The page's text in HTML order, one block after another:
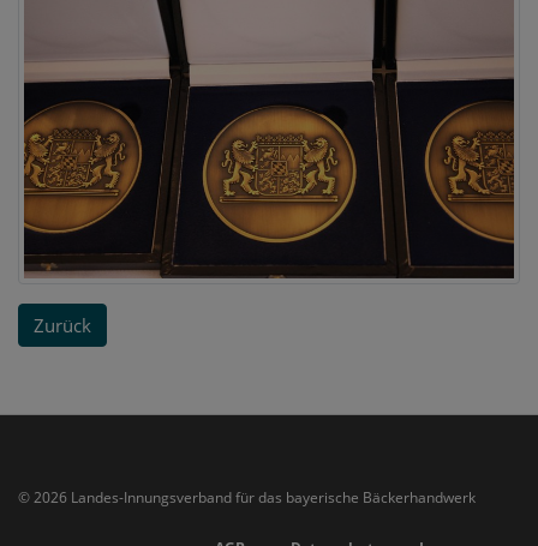
Zurück
© 2026 Landes-Innungsverband für das bayerische Bäckerhandwerk